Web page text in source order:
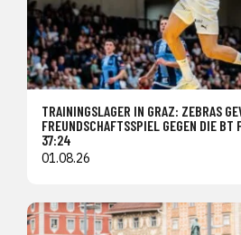
TRAININGSLAGER IN GRAZ: ZEBRAS
FREUNDSCHAFTSSPIEL GEGEN DIE BT
37:24
01.08.26